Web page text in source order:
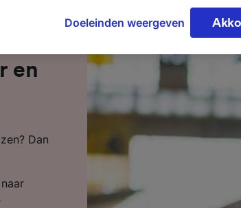
en
Dan
te klikken. Daaronder valt ook je recht om
alle gevallen dat er voor de verwerking een
de pagina met onze privacyverklaring.
partners doorgegeven en hebben geen
Je gegevens worden niet gebruikt voor
om je niet te volgen.
gegevens voor de volgende
gebruiken. De apparaatkenmerken
advertenties en content, advertentie- en
en ontwikkeling van
Doeleinden weergeven